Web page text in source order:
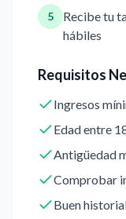
5
Recibe tu
hábiles
Requisitos
Ingresos
Edad entre
Antigüedad
Comprobar
Buen